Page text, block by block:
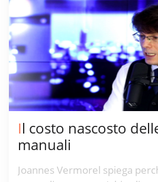
Il costo nascosto delle correzioni
manuali
Joannes Vermorel spiega